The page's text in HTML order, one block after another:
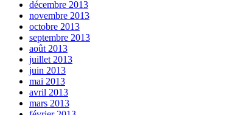
décembre 2013
novembre 2013
octobre 2013
septembre 2013
août 2013
juillet 2013
juin 2013
mai 2013
avril 2013
mars 2013